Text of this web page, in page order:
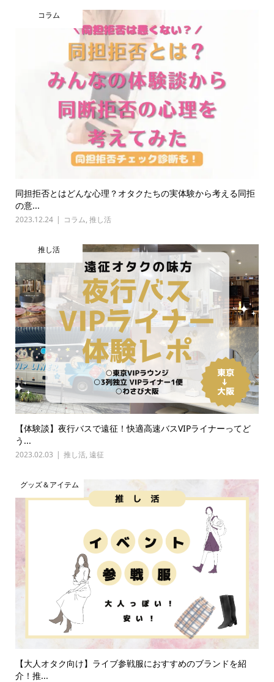
コラム
同担拒否とはどんな心理？オタクたちの実体験から考える同拒
の意...
2023.12.24 コラム, 推し活
推し活
【体験談】夜行バスで遠征！快適高速バスVIPライナーってど
う...
2023.02.03 推し活, 遠征
グッズ＆アイテム
【大人オタク向け】ライブ参戦服におすすめのブランドを紹
介！推...